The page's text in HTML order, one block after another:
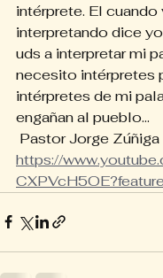
intérprete. El cuando
interpretando dice
uds a interpretar mi
necesito intérpretes
intérpretes de mi
engañan al pueblo...
Pastor Jorge Zúñiga
https://